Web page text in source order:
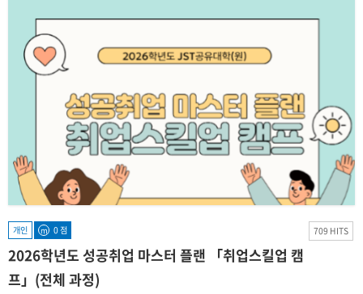
709 HITS
개인 m 0 점
2026학년도 성공취업 마스터 플랜 「취업스킬업 캠
프」(전체 과정)